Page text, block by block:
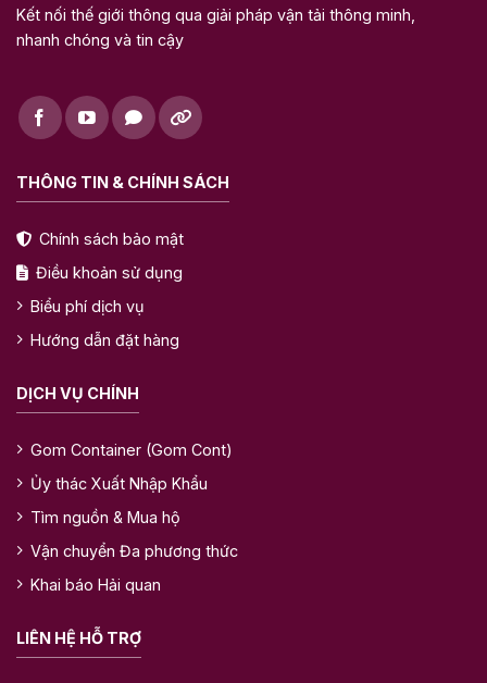
Kết nối thế giới thông qua giải pháp vận tải thông minh,
nhanh chóng và tin cậy
THÔNG TIN & CHÍNH SÁCH
Chính sách bảo mật
Điều khoản sử dụng
Biểu phí dịch vụ
Hướng dẫn đặt hàng
DỊCH VỤ CHÍNH
Gom Container (Gom Cont)
Ủy thác Xuất Nhập Khẩu
Tìm nguồn & Mua hộ
Vận chuyển Đa phương thức
Khai báo Hải quan
LIÊN HỆ HỖ TRỢ